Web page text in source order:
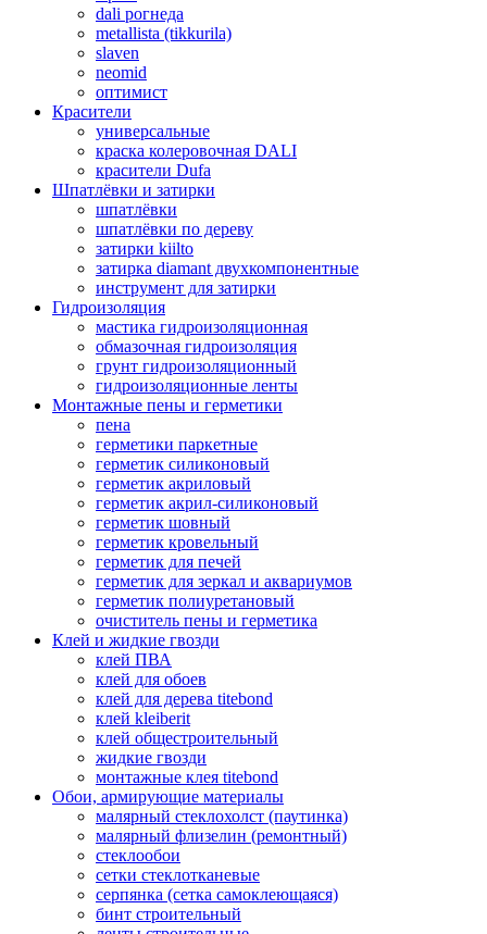
dali рогнеда
metallista (tikkurila)
slaven
neomid
оптимист
Красители
универсальные
краска колеровочная DALI
красители Dufa
Шпатлёвки и затирки
шпатлёвки
шпатлёвки по дереву
затирки kiilto
затирка diamant двухкомпонентные
инструмент для затирки
Гидроизоляция
мастика гидроизоляционная
обмазочная гидроизоляция
грунт гидроизоляционный
гидроизоляционные ленты
Монтажные пены и герметики
пена
герметики паркетные
герметик силиконовый
герметик акриловый
герметик акрил-силиконовый
герметик шовный
герметик кровельный
герметик для печей
герметик для зеркал и аквариумов
герметик полиуретановый
очиститель пены и герметика
Клей и жидкие гвозди
клей ПВА
клей для обоев
клей для дерева titebond
клей kleiberit
клей общестроительный
жидкие гвозди
монтажные клея titebond
Обои, армирующие материалы
малярный стеклохолст (паутинка)
малярный флизелин (ремонтный)
стеклообои
сетки стеклотканевые
серпянка (сетка самоклеющаяся)
бинт строительный